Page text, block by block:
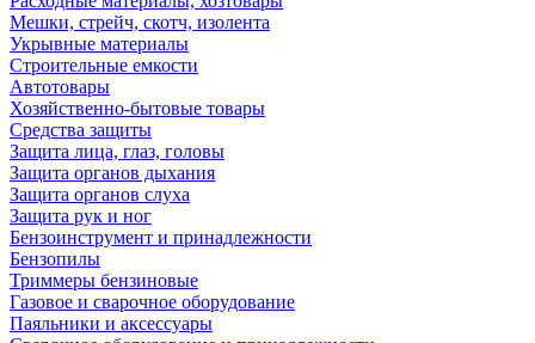
Мешки, стрейч, скотч, изолента
Укрывные материалы
Строительные емкости
Автотовары
Хозяйственно-бытовые товары
Средства защиты
Защита лица, глаз, головы
Защита органов дыхания
Защита органов слуха
Защита рук и ног
Бензоинструмент и принадлежности
Бензопилы
Триммеры бензиновые
Газовое и сварочное оборудование
Паяльники и аксессуары